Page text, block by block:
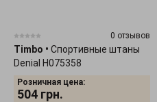
0 отзывов
Timbo • Спортивные штаны
Denial H075358
Розничная цена:
504 грн.